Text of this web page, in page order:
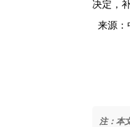
决定，
来源：
注：本